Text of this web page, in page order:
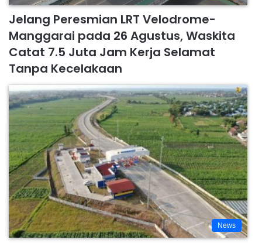
Jelang Peresmian LRT Velodrome-
Manggarai pada 26 Agustus, Waskita
Catat 7.5 Juta Jam Kerja Selamat
Tanpa Kecelakaan
News